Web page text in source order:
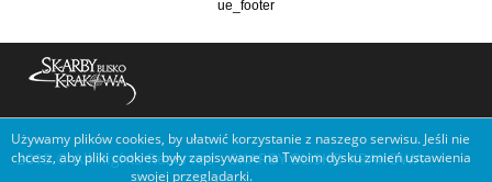
ue_footer
2015 © All Rights Reserved - SKARBY BLISKO KRAKOWA
Używamy plików cookies, by ułatwić korzystanie z naszego serwisu. Jeśli nie
chcesz, aby pliki cookies były zapisywane na Twoim dysku zmień ustawienia
swojej przeglądarki.